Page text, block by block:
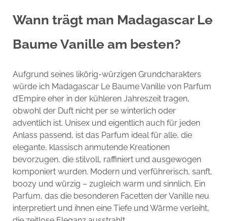
Wann trägt man Madagascar Le
Baume Vanille am besten?
Aufgrund seines likörig-würzigen Grundcharakters
würde ich Madagascar Le Baume Vanille von Parfum
d’Empire eher in der kühleren Jahreszeit tragen,
obwohl der Duft nicht per se winterlich oder
adventlich ist. Unisex und eigentlich auch für jeden
Anlass passend, ist das Parfum ideal für alle, die
elegante, klassisch anmutende Kreationen
bevorzugen, die stilvoll, raffiniert und ausgewogen
komponiert wurden. Modern und verführerisch, sanft,
boozy und würzig – zugleich warm und sinnlich. Ein
Parfum, das die besonderen Facetten der Vanille neu
interpretiert und ihnen eine Tiefe und Wärme verleiht,